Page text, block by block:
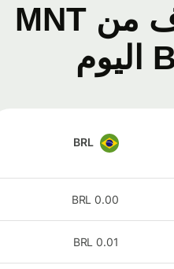
أسعار الصرف من MNT
BRL
0.00
BRL
0.01
BRL